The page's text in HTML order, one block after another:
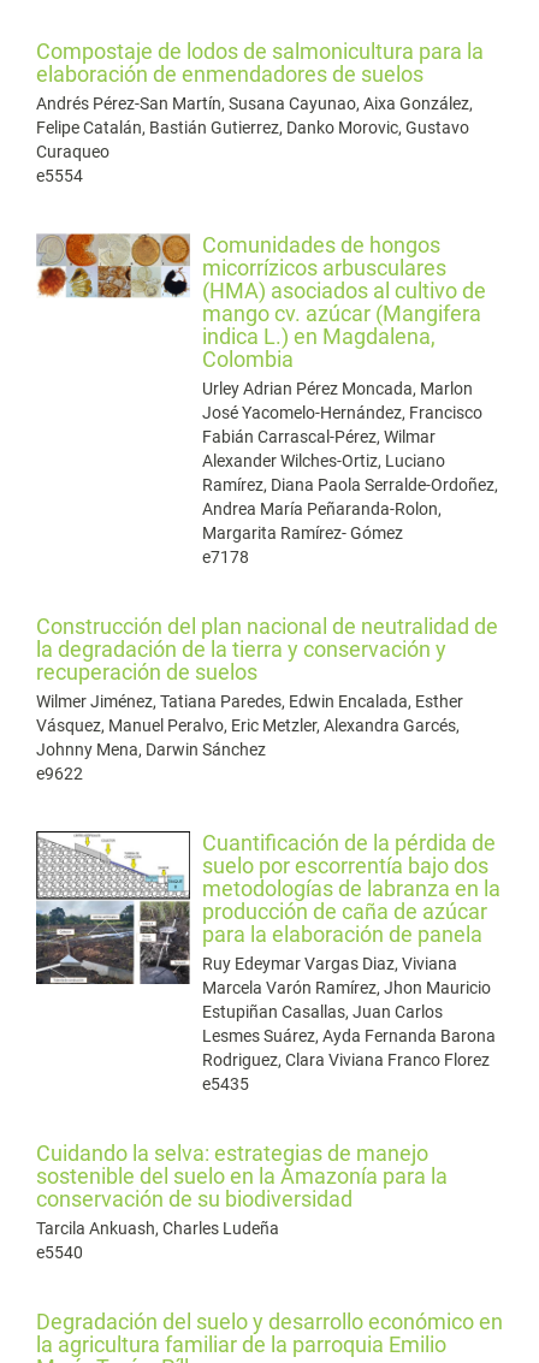
Compostaje de lodos de salmonicultura para la
elaboración de enmendadores de suelos
Andrés Pérez-San Martín, Susana Cayunao, Aixa González,
Felipe Catalán, Bastián Gutierrez, Danko Morovic, Gustavo
Curaqueo
e5554
Comunidades de hongos
micorrízicos arbusculares
(HMA) asociados al cultivo de
mango cv. azúcar (Mangifera
indica L.) en Magdalena,
Colombia
Urley Adrian Pérez Moncada, Marlon
José Yacomelo-Hernández, Francisco
Fabián Carrascal-Pérez, Wilmar
Alexander Wilches-Ortiz, Luciano
Ramírez, Diana Paola Serralde-Ordoñez,
Andrea María Peñaranda-Rolon,
Margarita Ramírez- Gómez
e7178
Construcción del plan nacional de neutralidad de
la degradación de la tierra y conservación y
recuperación de suelos
Wilmer Jiménez, Tatiana Paredes, Edwin Encalada, Esther
Vásquez, Manuel Peralvo, Eric Metzler, Alexandra Garcés,
Johnny Mena, Darwin Sánchez
e9622
Cuantificación de la pérdida de
suelo por escorrentía bajo dos
metodologías de labranza en la
producción de caña de azúcar
para la elaboración de panela
Ruy Edeymar Vargas Diaz, Viviana
Marcela Varón Ramírez, Jhon Mauricio
Estupiñan Casallas, Juan Carlos
Lesmes Suárez, Ayda Fernanda Barona
Rodriguez, Clara Viviana Franco Florez
e5435
Cuidando la selva: estrategias de manejo
sostenible del suelo en la Amazonía para la
conservación de su biodiversidad
Tarcila Ankuash, Charles Ludeña
e5540
Degradación del suelo y desarrollo económico en
la agricultura familiar de la parroquia Emilio